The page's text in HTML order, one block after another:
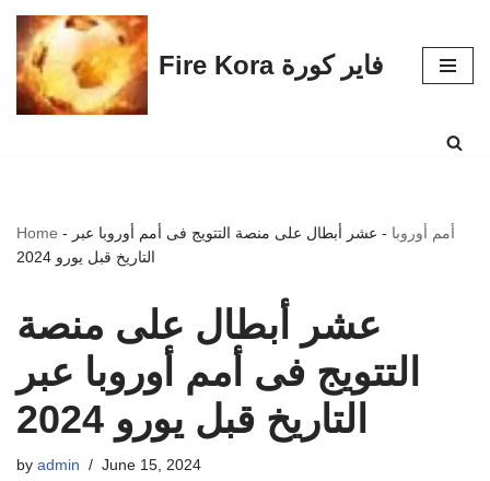
Skip
to
content
Fire Kora فاير كورة
Home - أمم أوروبا - عشر أبطال على منصة التتويج فى أمم أوروبا عبر
التاريخ قبل يورو 2024
عشر أبطال على منصة
التتويج فى أمم أوروبا عبر
التاريخ قبل يورو 2024
by admin June 15, 2024